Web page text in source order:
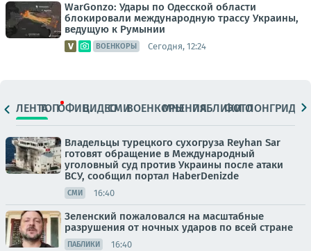
WarGonzo: Удары по Одесской области
блокировали международную трассу Украины,
ведущую к Румынии
ВОЕНКОРЫ Сегодня, 12:24
ЛЕНТАТОПОФИЦ.ВИДЕОСМИВОЕНКОРЫМНЕНИЯПАБЛИКИ
ФОТОЛОНГРИДЫ
Владельцы турецкого сухогруза Reyhan Sar
готовят обращение в Международный
уголовный суд против Украины после атаки
ВСУ, сообщил портал HaberDenizde
СМИ 16:40
Зеленский пожаловался на масштабные
разрушения от ночных ударов по всей стране
ПАБЛИКИ 16:40